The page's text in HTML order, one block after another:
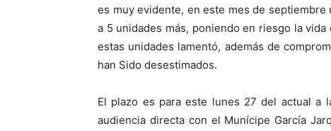
es muy evidente, en este mes de
a 5 unidades más, poniendo en riesgo la
estas unidades lamentó, además de
han Sido desestimados.
El plazo es para este lunes 27 del actual a
audiencia directa con el Munícipe García